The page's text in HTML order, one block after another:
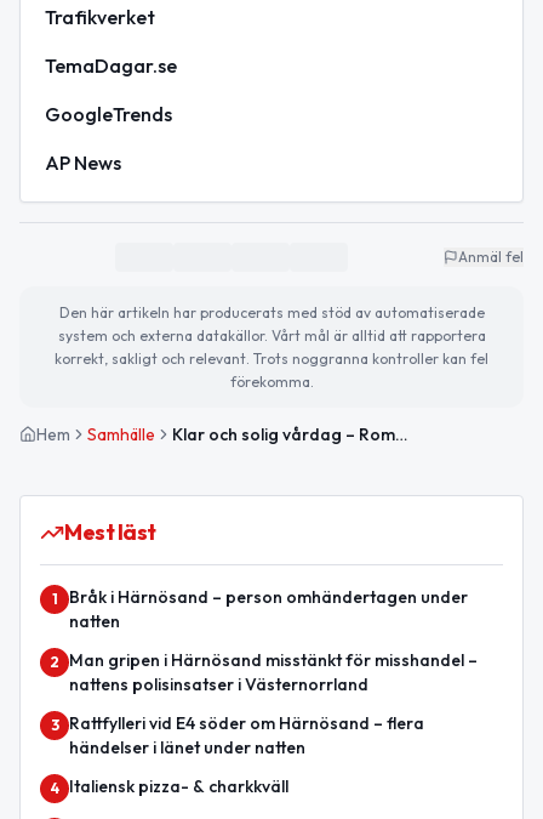
Trafikverket
TemaDagar.se
GoogleTrends
AP News
Anmäl fel
Den här artikeln har producerats med stöd av automatiserade
system och externa datakällor. Vårt mål är alltid att rapportera
korrekt, sakligt och relevant. Trots noggranna kontroller kan fel
förekomma.
Hem Samhälle Klar och solig vårdag – Romernas internationella dag uppmärksammas
Mest läst
1
Bråk i Härnösand – person omhändertagen under
natten
2
Man gripen i Härnösand misstänkt för misshandel –
nattens polisinsatser i Västernorrland
3
Rattfylleri vid E4 söder om Härnösand – flera
händelser i länet under natten
4 Italiensk pizza- & charkkväll